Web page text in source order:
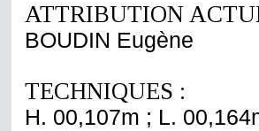
ATTRIBUTION
BOUDIN Eugène
TECHNIQUES :
H. 00,107m ; L.